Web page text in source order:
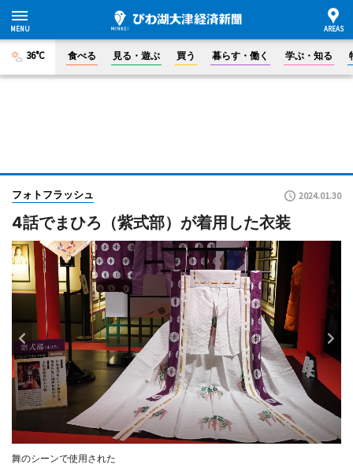
36°C 食べる 見る・遊ぶ 買う 暮らす・働く 学ぶ・知る
フォトフラッシュ 2024.01.30
4話でまひろ（紫式部）が着用した衣装
舞のシーンで使用された